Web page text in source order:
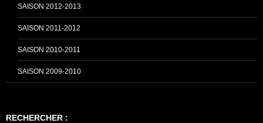
SAISON 2012-2013
SAISON 2011-2012
SAISON 2010-2011
SAISON 2009-2010
RECHERCHER :